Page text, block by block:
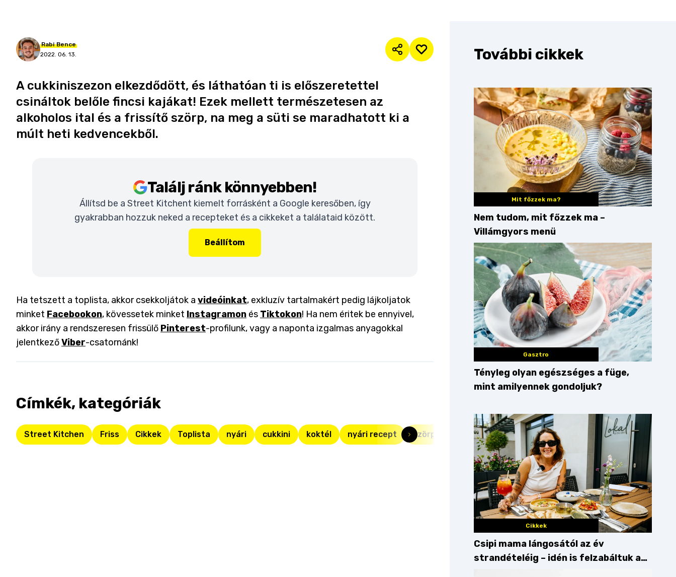
Rabi Bence
2022. 06. 13.
A cukkiniszezon elkezdődött, és láthatóan ti is előszeretettel
csináltok belőle fincsi kajákat! Ezek mellett természetesen az
alkoholos ital és a frissítő szörp, na meg a süti se maradhatott ki a
múlt heti kedvencekből.
Találj ránk könnyebben!
Állítsd be a Street Kitchent kiemelt forrásként a Google keresőben, így
gyakrabban hozzuk neked a recepteket és a cikkeket a találataid között.
Beállítom
Ha tetszett a toplista, akkor csekkoljátok a videóinkat, exkluzív tartalmakért pedig lájkoljatok
minket Facebookon, kövessetek minket Instagramon és Tiktokon! Ha nem éritek be ennyivel,
akkor irány a rendszeresen frissülő Pinterest-profilunk, vagy a naponta izgalmas anyagokkal
jelentkezőViber-csatornánk!
Címkék, kategóriák
Street Kitchen Friss Cikkek Toplista nyári cukkini koktél nyári recept szörp múlt heti kedvencek
További cikkek
Mit főzzek ma?
Nem tudom, mit főzzek ma –
Villámgyors menü
Gasztro
Tényleg olyan egészséges a füge,
mint amilyennek gondoljuk?
Cikkek
Csipi mama lángosától az év
strandételéig – idén is felzabáltuk a